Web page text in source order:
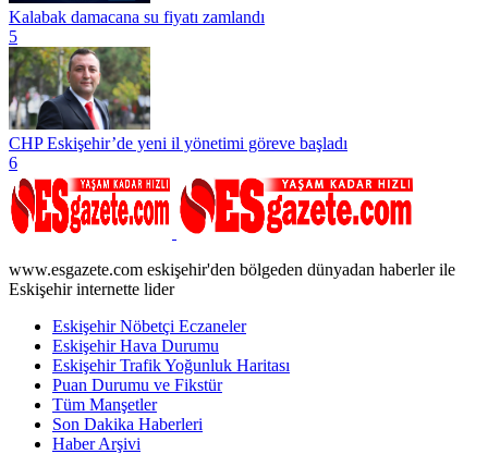
Kalabak damacana su fiyatı zamlandı
5
CHP Eskişehir’de yeni il yönetimi göreve başladı
6
www.esgazete.com eskişehir'den bölgeden dünyadan haberler ile
Eskişehir internette lider
Eskişehir Nöbetçi Eczaneler
Eskişehir Hava Durumu
Eskişehir Trafik Yoğunluk Haritası
Puan Durumu ve Fikstür
Tüm Manşetler
Son Dakika Haberleri
Haber Arşivi